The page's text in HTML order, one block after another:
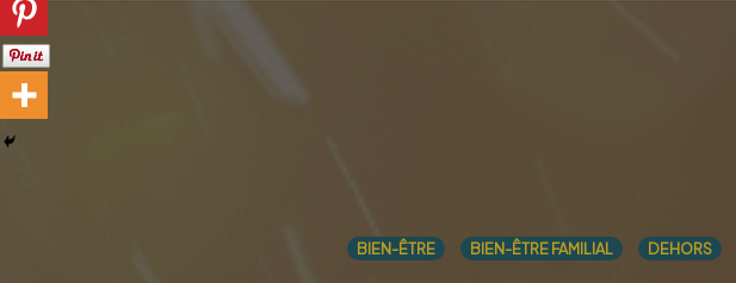
Skip
to
content
BIEN-ÊTRE BIEN-ÊTRE FAMILIAL DEHORS